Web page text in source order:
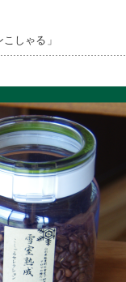
しゃる」